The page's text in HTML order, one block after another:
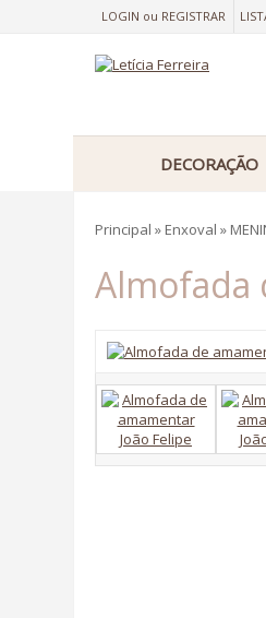
LOGIN ou REGISTRAR
DECORAÇÃO
Principal » Enxoval »
Almofada